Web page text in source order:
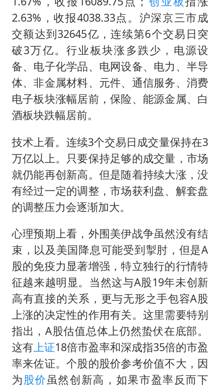
2.63%，收报4038.33点。沪深京三市成
交额达到32645亿，连续第6个交易日突
破3万亿。行业板块涨多跌少，电源设
备、电子化学品、电网设备、电力、半导
体、非金属材料、元件、通信服务、消费
电子板块涨幅居前，保险、能源金属、白
酒板块跌幅居前。
技术上看。连续3个交易日成交量保持在3
万亿以上。只要保持足够的成交量，市场
就仍能再创新高。但是随着持续大涨，没
有经过一定的调整，市场获利盘、解套盘
的调整压力会逐渐加大。
心理预期上看，外围美伊战争虽然没有结
束，以及美国降息可能受到掣肘，但是A
股的免疫力显著增强，特立独行的行情特
征越来越明显。当然这与A股19年未创新
高有直接的关系，更与无形之手包容A股
上涨的决定性的作用有关。这里需要特别
指出，A股估值总体上仍然蛰伏在底部。
这有上证18倍市盈率和深成指35倍的市盈
率来佐证。个股的股价参考价值不大，因
为 股价虽然创新高，如果市盈率反而下